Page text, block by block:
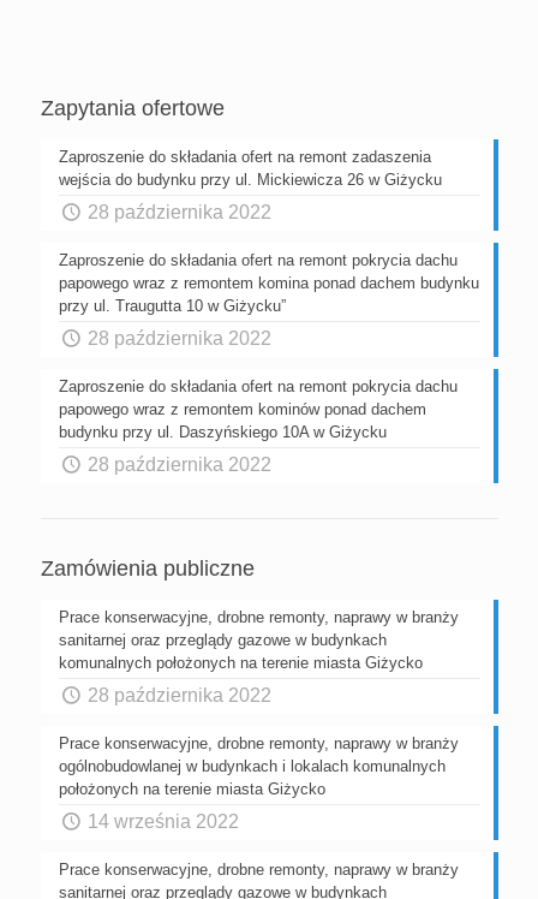
Zapytania ofertowe
Zaproszenie do składania ofert na remont zadaszenia
wejścia do budynku przy ul. Mickiewicza 26 w Giżycku
28 października 2022
Zaproszenie do składania ofert na remont pokrycia dachu
papowego wraz z remontem komina ponad dachem budynku
przy ul. Traugutta 10 w Giżycku”
28 października 2022
Zaproszenie do składania ofert na remont pokrycia dachu
papowego wraz z remontem kominów ponad dachem
budynku przy ul. Daszyńskiego 10A w Giżycku
28 października 2022
Zamówienia publiczne
Prace konserwacyjne, drobne remonty, naprawy w branży
sanitarnej oraz przeglądy gazowe w budynkach
komunalnych położonych na terenie miasta Giżycko
28 października 2022
Prace konserwacyjne, drobne remonty, naprawy w branży
ogólnobudowlanej w budynkach i lokalach komunalnych
położonych na terenie miasta Giżycko
14 września 2022
Prace konserwacyjne, drobne remonty, naprawy w branży
sanitarnej oraz przeglądy gazowe w budynkach